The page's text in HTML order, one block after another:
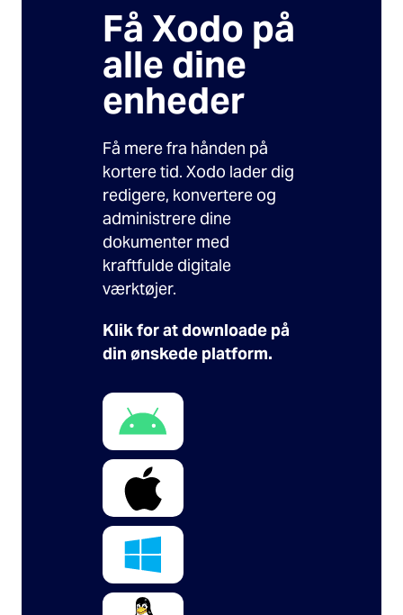
Få Xodo på
alle dine
enheder
Få mere fra hånden på
kortere tid. Xodo lader dig
redigere, konvertere og
administrere dine
dokumenter med
kraftfulde digitale
værktøjer.
Klik for at downloade på
din ønskede platform.